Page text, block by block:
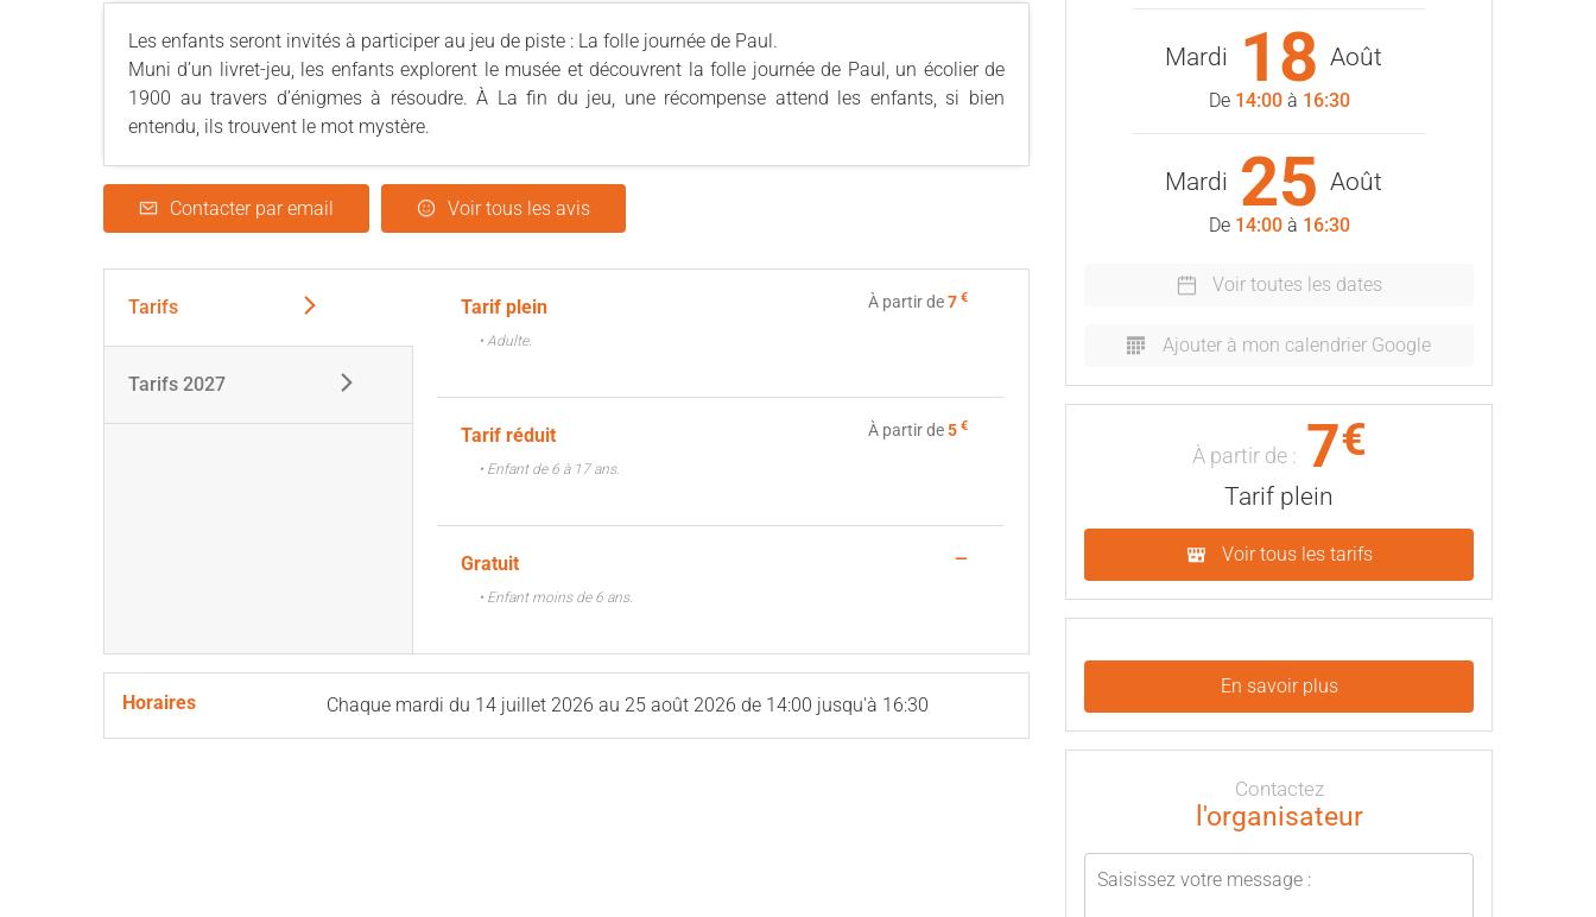
Les enfants seront invités à participer au jeu de piste : La folle journée de Paul.
Muni d’un livret-jeu, les enfants explorent le musée et découvrent la folle journée de Paul, un écolier de
1900 au travers d’énigmes à résoudre. À La fin du jeu, une récompense attend les enfants, si bien
entendu, ils trouvent le mot mystère.
Contacter par email Voir tous les avis
Tarifs
Tarifs 2027
Tarif plein À partir de7 €
• Adulte.
Tarif réduit À partir de5 €
• Enfant de 6 à 17 ans.
Gratuit —
• Enfant moins de 6 ans.
Horaires Chaque mardi du 14 juillet 2026 au 25 août 2026 de 14:00 jusqu'à 16:30
Mardi 18 Août
De 14:00 à 16:30
Mardi 25 Août
De 14:00 à 16:30
Voir toutes les dates
Ajouter à mon calendrier Google
À partir de : 7€
Tarif plein
Voir tous les tarifs
En savoir plus
Contactez
l'organisateur